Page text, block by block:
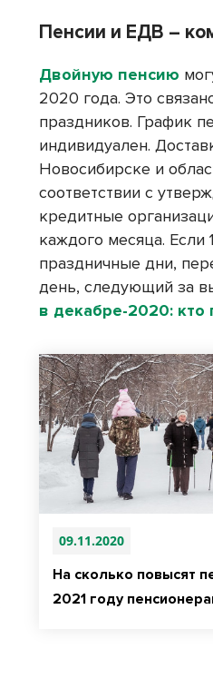
Пенсии и ЕДВ –
Двойную пенсию
2020 года. Это
праздников. График
индивидуален.
Новосибирске и
соответствии с
кредитные
каждого месяца. Если
праздничные дни,
день, следующий за
в декабре-2020: кто
09.11.2020
На сколько повысят
2021 году